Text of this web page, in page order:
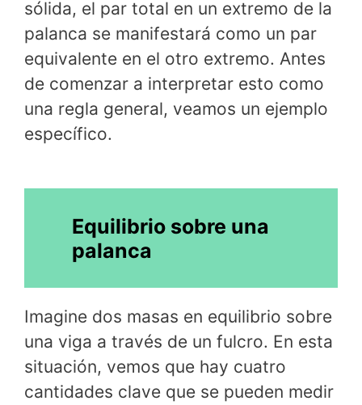
sólida, el par total en un extremo de la
palanca se manifestará como un par
equivalente en el otro extremo. Antes
de comenzar a interpretar esto como
una regla general, veamos un ejemplo
específico.
Equilibrio sobre una
palanca
Imagine dos masas en equilibrio sobre
una viga a través de un fulcro. En esta
situación, vemos que hay cuatro
cantidades clave que se pueden medir